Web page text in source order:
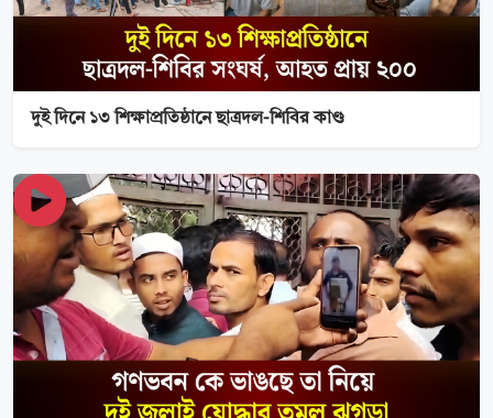
দুই দিনে ১৩ শিক্ষাপ্রতিষ্ঠানে ছাত্রদল-শিবির কাণ্ড